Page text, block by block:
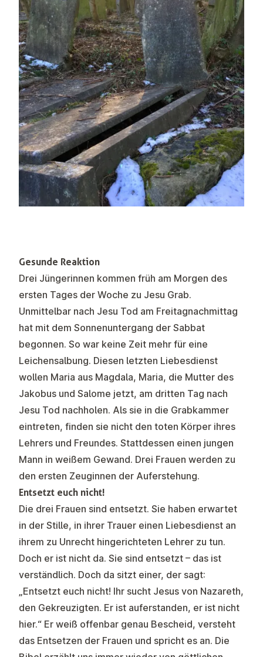
Gesunde Reaktion
Drei Jüngerinnen kommen früh am Morgen des
ersten Tages der Woche zu Jesu Grab.
Unmittelbar nach Jesu Tod am Freitagnachmittag
hat mit dem Sonnenuntergang der Sabbat
begonnen. So war keine Zeit mehr für eine
Leichensalbung. Diesen letzten Liebesdienst
wollen Maria aus Magdala, Maria, die Mutter des
Jakobus und Salome jetzt, am dritten Tag nach
Jesu Tod nachholen. Als sie in die Grabkammer
eintreten, finden sie nicht den toten Körper ihres
Lehrers und Freundes. Stattdessen einen jungen
Mann in weißem Gewand. Drei Frauen werden zu
den ersten Zeuginnen der Auferstehung.
Entsetzt euch nicht!
Die drei Frauen sind entsetzt. Sie haben erwartet
in der Stille, in ihrer Trauer einen Liebesdienst an
ihrem zu Unrecht hingerichteten Lehrer zu tun.
Doch er ist nicht da. Sie sind entsetzt – das ist
verständlich. Doch da sitzt einer, der sagt:
„Entsetzt euch nicht! Ihr sucht Jesus von Nazareth,
den Gekreuzigten. Er ist auferstanden, er ist nicht
hier.“ Er weiß offenbar genau Bescheid, versteht
das Entsetzen der Frauen und spricht es an. Die